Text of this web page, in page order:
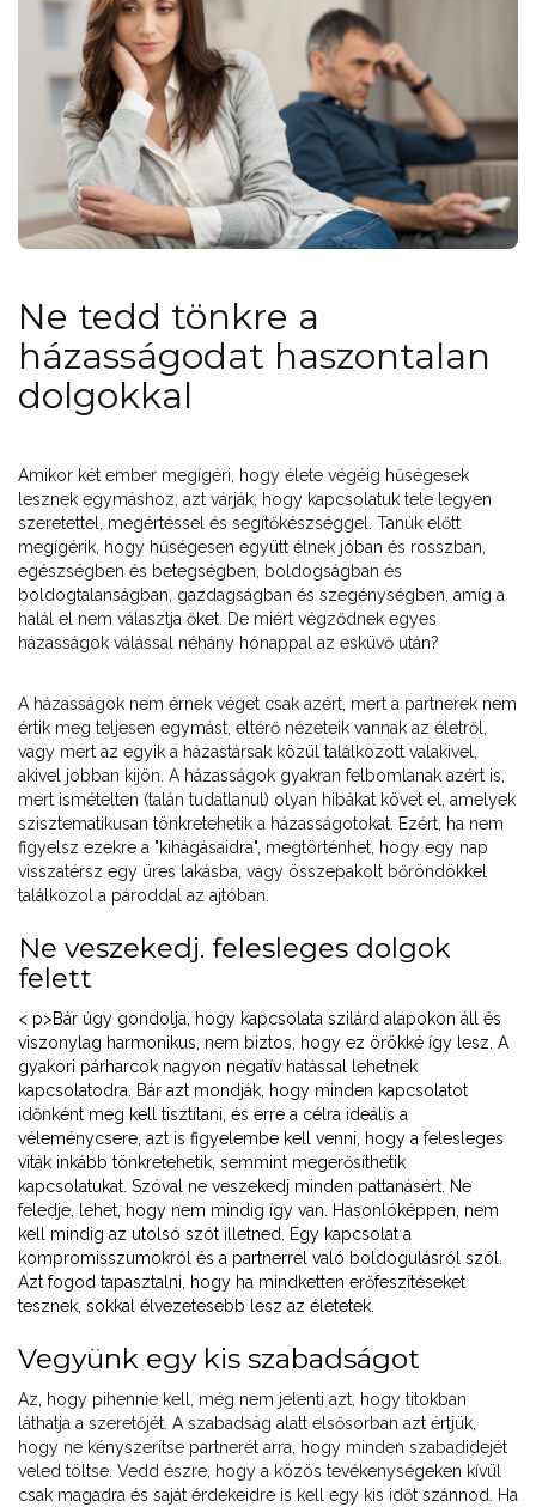
Ne tedd tönkre a
házasságodat haszontalan
dolgokkal
Amikor két ember megígéri, hogy élete végéig hűségesek
lesznek egymáshoz, azt várják, hogy kapcsolatuk tele legyen
szeretettel, megértéssel és segítőkészséggel. Tanúk előtt
megígérik, hogy hűségesen együtt élnek jóban és rosszban,
egészségben és betegségben, boldogságban és
boldogtalanságban, gazdagságban és szegénységben, amíg a
halál el nem választja őket. De miért végződnek egyes
házasságok válással néhány hónappal az esküvő után?
A házasságok nem érnek véget csak azért, mert a partnerek nem
értik meg teljesen egymást, eltérő nézeteik vannak az életről,
vagy mert az egyik a házastársak közül találkozott valakivel,
akivel jobban kijön. A házasságok gyakran felbomlanak azért is,
mert ismételten (talán tudatlanul) olyan hibákat követ el, amelyek
szisztematikusan tönkretehetik a házasságotokat. Ezért, ha nem
figyelsz ezekre a "kihágásaidra", megtörténhet, hogy egy nap
visszatérsz egy üres lakásba, vagy összepakolt bőröndökkel
találkozol a pároddal az ajtóban.
Ne veszekedj. felesleges dolgok
felett
< p>Bár úgy gondolja, hogy kapcsolata szilárd alapokon áll és
viszonylag harmonikus, nem biztos, hogy ez örökké így lesz. A
gyakori párharcok nagyon negatív hatással lehetnek
kapcsolatodra. Bár azt mondják, hogy minden kapcsolatot
időnként meg kell tisztítani, és erre a célra ideális a
véleménycsere, azt is figyelembe kell venni, hogy a felesleges
viták inkább tönkretehetik, semmint megerősíthetik
kapcsolatukat. Szóval ne veszekedj minden pattanásért. Ne
feledje, lehet, hogy nem mindig így van. Hasonlóképpen, nem
kell mindig az utolsó szót illetned. Egy kapcsolat a
kompromisszumokról és a partnerrel való boldogulásról szól.
Azt fogod tapasztalni, hogy ha mindketten erőfeszítéseket
tesznek, sokkal élvezetesebb lesz az életetek.
Vegyünk egy kis szabadságot
Az, hogy pihennie kell, még nem jelenti azt, hogy titokban
láthatja a szeretőjét. A szabadság alatt elsősorban azt értjük,
hogy ne kényszerítse partnerét arra, hogy minden szabadidejét
veled töltse. Vedd észre, hogy a közös tevékenységeken kívül
csak magadra és saját érdekeidre is kell egy kis időt szánnod. Ha